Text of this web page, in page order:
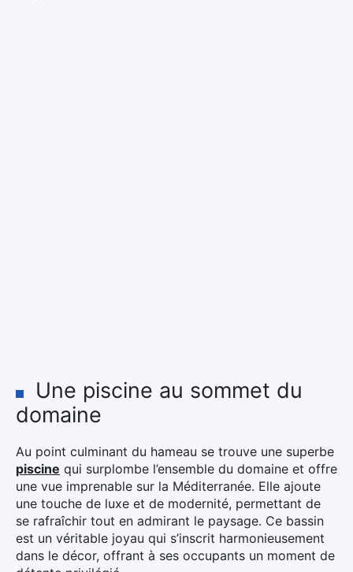
Une piscine au sommet du
domaine
Au point culminant du hameau se trouve une superbe
piscine qui surplombe l’ensemble du domaine et offre
une vue imprenable sur la Méditerranée. Elle ajoute
une touche de luxe et de modernité, permettant de
se rafraîchir tout en admirant le paysage. Ce bassin
est un véritable joyau qui s’inscrit harmonieusement
dans le décor, offrant à ses occupants un moment de